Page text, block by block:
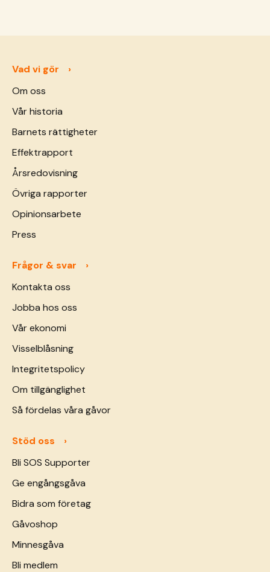
Vad vi gör
Om oss
Vår historia
Barnets rättigheter
Effektrapport
Årsredovisning
Övriga rapporter
Opinionsarbete
Press
Frågor & svar
Kontakta oss
Jobba hos oss
Vår ekonomi
Visselblåsning
Integritetspolicy
Om tillgänglighet
Så fördelas våra gåvor
Stöd oss
Bli SOS Supporter
Ge engångsgåva
Bidra som företag
Gåvoshop
Minnesgåva
Bli medlem